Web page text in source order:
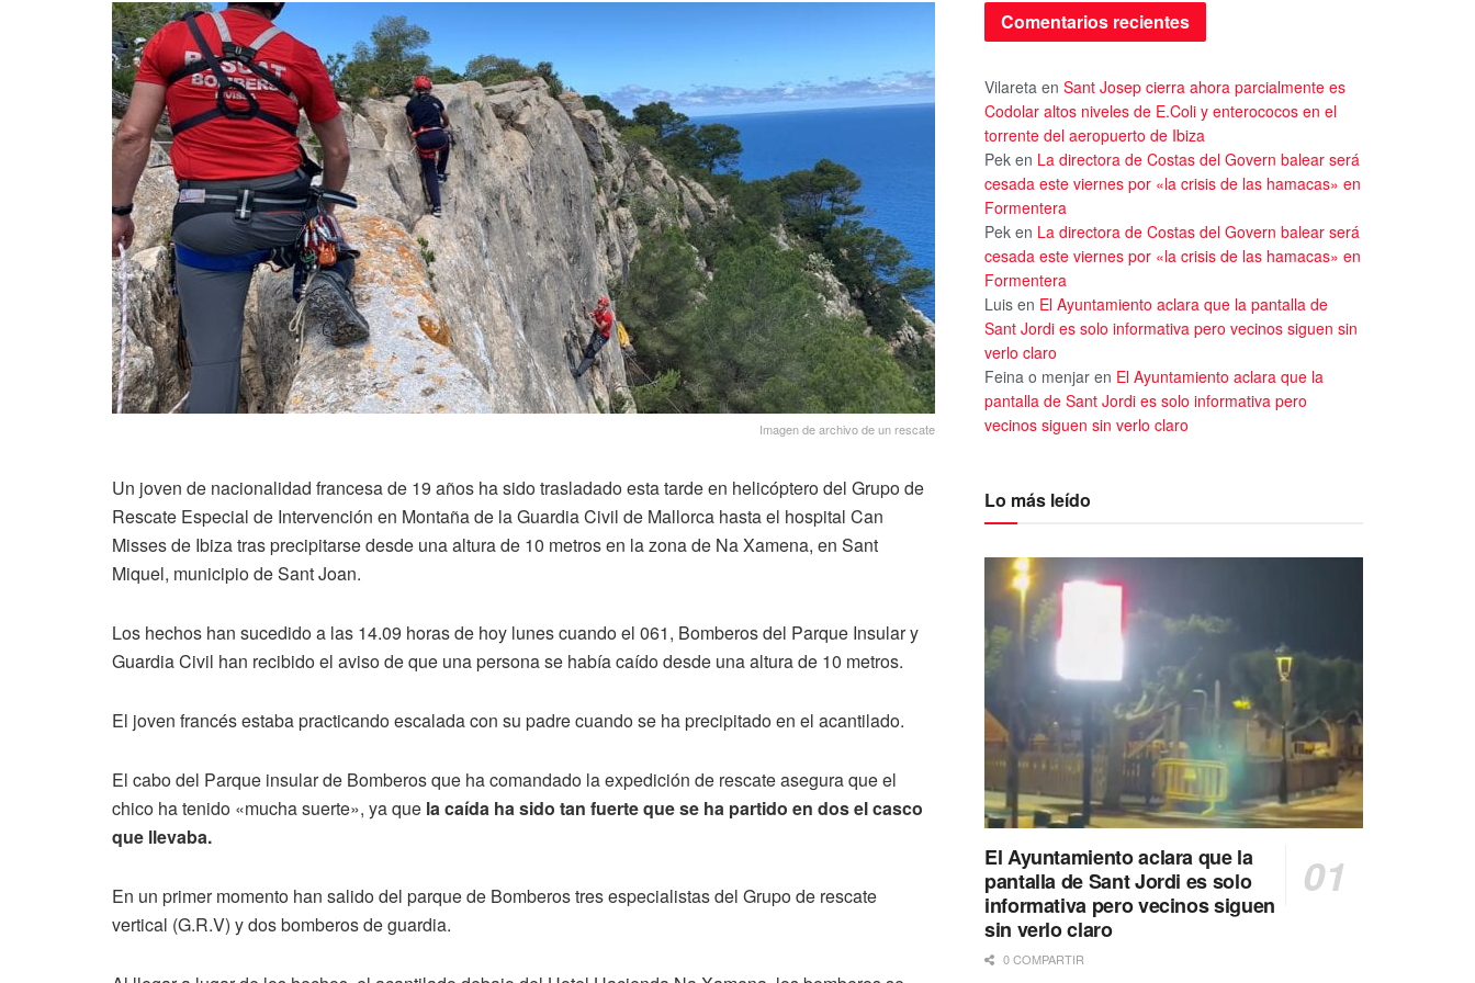
Imagen de archivo de un rescate
Un joven de nacionalidad francesa de 19 años ha sido trasladado esta tarde en helicóptero del Grupo de
Rescate Especial de Intervención en Montaña de la Guardia Civil de Mallorca hasta el hospital Can
Misses de Ibiza tras precipitarse desde una altura de 10 metros en la zona de Na Xamena, en Sant
Miquel, municipio de Sant Joan.
Los hechos han sucedido a las 14.09 horas de hoy lunes cuando el 061, Bomberos del Parque Insular y
Guardia Civil han recibido el aviso de que una persona se había caído desde una altura de 10 metros.
El joven francés estaba practicando escalada con su padre cuando se ha precipitado en el acantilado.
El cabo del Parque insular de Bomberos que ha comandado la expedición de rescate asegura que el
chico ha tenido «mucha suerte», ya que la caída ha sido tan fuerte que se ha partido en dos el casco
que llevaba.
En un primer momento han salido del parque de Bomberos tres especialistas del Grupo de rescate
vertical (G.R.V) y dos bomberos de guardia.
Comentarios recientes
Vilareta en Sant Josep cierra ahora parcialmente es
Codolar altos niveles de E.Coli y enterococos en el
torrente del aeropuerto de Ibiza
Pek en La directora de Costas del Govern balear será
cesada este viernes por «la crisis de las hamacas» en
Formentera
Pek en La directora de Costas del Govern balear será
cesada este viernes por «la crisis de las hamacas» en
Formentera
Luis en El Ayuntamiento aclara que la pantalla de
Sant Jordi es solo informativa pero vecinos siguen sin
verlo claro
Feina o menjar en El Ayuntamiento aclara que la
pantalla de Sant Jordi es solo informativa pero
vecinos siguen sin verlo claro
Lo más leído
El Ayuntamiento aclara que la
pantalla de Sant Jordi es solo
informativa pero vecinos siguen
sin verlo claro
0 COMPARTIR